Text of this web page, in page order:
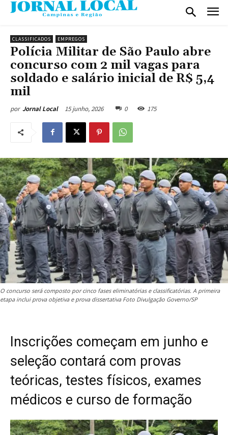
CLASSIFICADOS EMPREGOS
Polícia Militar de São Paulo abre
concurso com 2 mil vagas para
soldado e salário inicial de R$ 5,4
mil
por Jornal Local 15 junho, 2026 0 175
O concurso será composto por cinco fases eliminatórias e classificatórias. A primeira
etapa inclui prova objetiva e prova dissertativa Foto Divulgação Governo/SP
Inscrições começam em junho e
seleção contará com provas
teóricas, testes físicos, exames
médicos e curso de formação